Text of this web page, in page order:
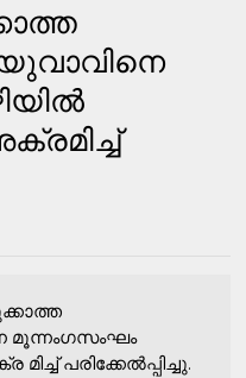
മൂന്നംഗസംഘം
പരിക്കേല്‍പ്പിച്ചു.